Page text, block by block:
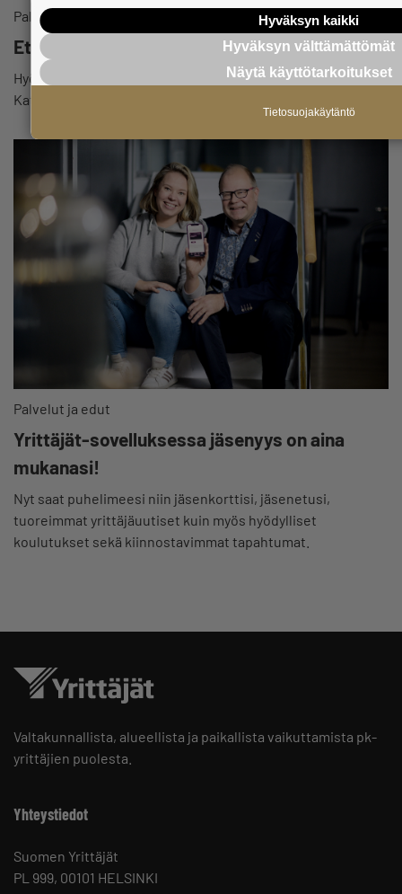
Palvelut ja edut
Etuja ja alennuksia jäsenille
Hyödynnä kumppaneidemme edut ja tee selvää säästöä.
Katso listaus kaikista eduista!
Palvelut ja edut
Yrittäjät-sovelluksessa jäsenyys on aina
mukanasi!
Nyt saat puhelimeesi niin jäsenkorttisi, jäsenetusi,
tuoreimmat yrittäjäuutiset kuin myös hyödylliset
koulutukset sekä kiinnostavimmat tapahtumat.
Valtakunnallista, alueellista ja paikallista vaikuttamista pk-
yrittäjien puolesta.
Yhteystiedot
Suomen Yrittäjät
PL 999, 00101 HELSINKI
Hyväksyn kaikki
Hyväksyn välttämättömät
Näytä käyttötarkoitukset
Tietosuojakäytäntö